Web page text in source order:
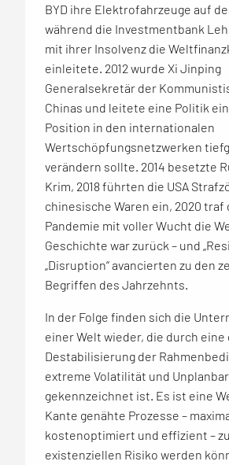
BYD ihre Elektrofahrzeuge auf
während die Investmentbank
mit ihrer Insolvenz die
einleitete. 2012 wurde Xi Jinping
Generalsekretär der
Chinas und leitete eine Politik
Position in den internationalen
Wertschöpfungsnetzwerken
verändern sollte. 2014 besetzte
Krim, 2018 führten die USA
chinesische Waren ein, 2020 traf
Pandemie mit voller Wucht die
Geschichte war zurück – und
„Disruption“ avancierten zu den
Begriffen des Jahrzehnts.
In der Folge finden sich die
einer Welt wieder, die durch
Destabilisierung der
extreme Volatilität und
gekennzeichnet ist. Es ist eine
Kante genähte Prozesse –
kostenoptimiert und effizient –
existenziellen Risiko werden